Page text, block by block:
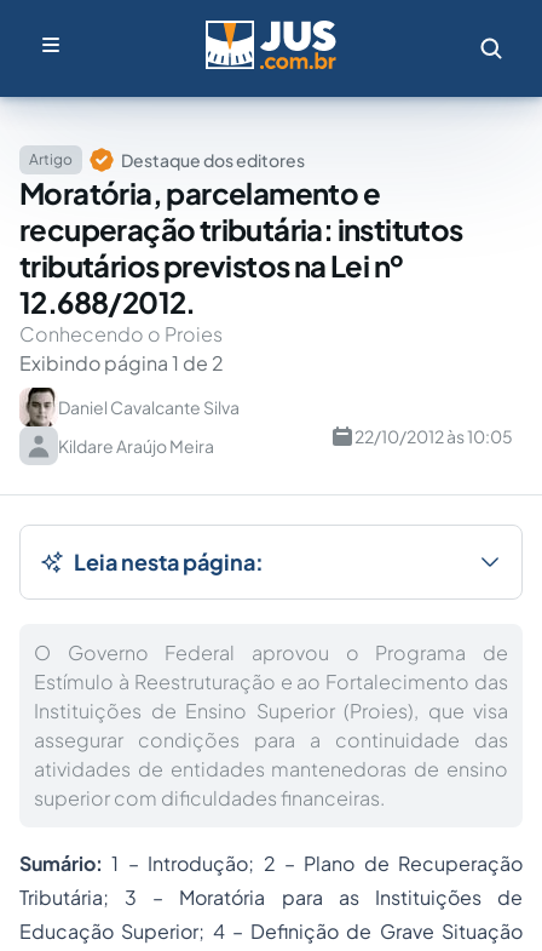
Artigo Destaque dos editores
Moratória, parcelamento e
recuperação tributária: institutos
tributários previstos na Lei nº
12.688/2012.
Conhecendo o Proies
Exibindo página 1 de 2
Daniel Cavalcante Silva
Kildare Araújo Meira
22/10/2012 às 10:05
Leia nesta página:
O Governo Federal aprovou o Programa de
Estímulo à Reestruturação e ao Fortalecimento das
Instituições de Ensino Superior (Proies), que visa
assegurar condições para a continuidade das
atividades de entidades mantenedoras de ensino
superior com dificuldades financeiras.
Sumário:1 – Introdução; 2 – Plano de Recuperação
Tributária; 3 – Moratória para as Instituições de
Educação Superior; 4 – Definição de Grave Situação